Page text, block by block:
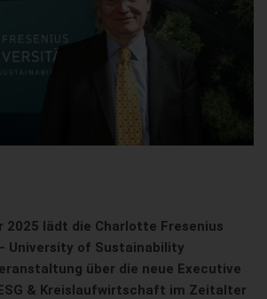
2025 lädt die Charlotte Fresenius
University of Sustainability
über die neue Executive
& Kreislaufwirtschaft im Zeitalter